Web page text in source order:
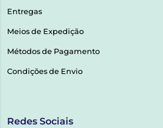
Entregas
Meios de Expedição
Métodos de Pagamento
Condições de Envio
Redes Sociais